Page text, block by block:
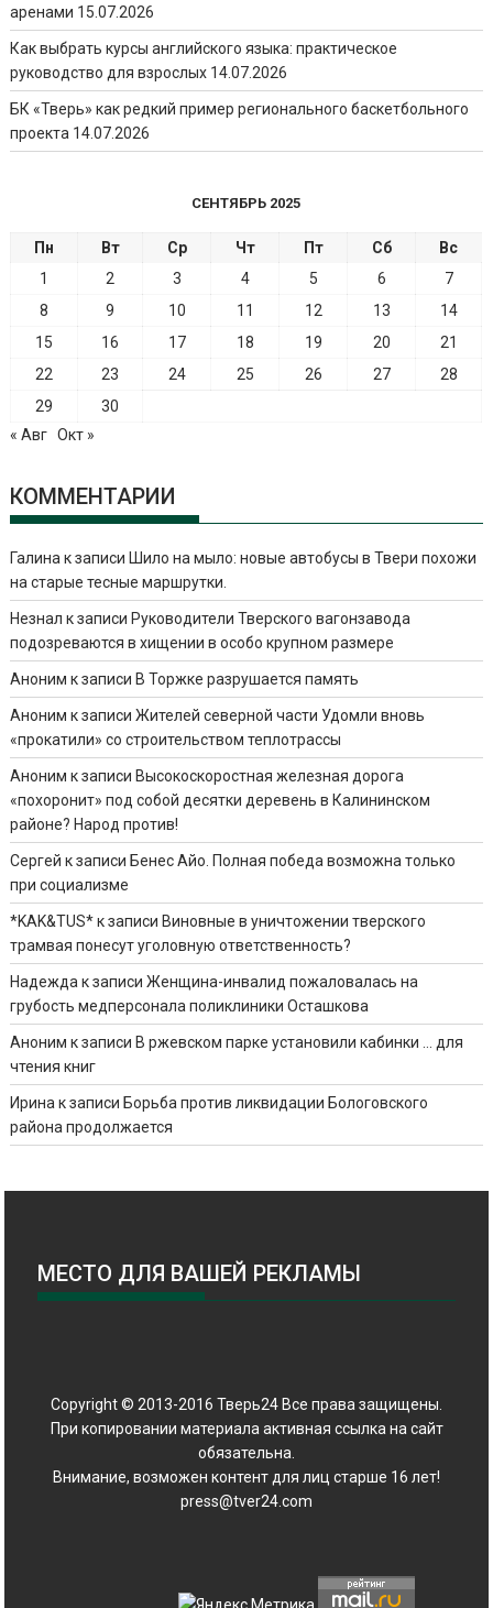
аренами 15.07.2026
Как выбрать курсы английского языка: практическое
руководство для взрослых 14.07.2026
БК «Тверь» как редкий пример регионального баскетбольного
проекта 14.07.2026
СЕНТЯБРЬ 2025
Пн Вт Ср Чт Пт Сб
Вс
1
2 3 4 5 6
7
8
9 10 11 12 13
14
15
16 17 18 19 20
21
22
23 24 25 26 27
28
29
30
« Авг Окт »
КОММЕНТАРИИ
Галина к записи Шило на мыло: новые автобусы в Твери похожи
на старые тесные маршрутки.
Незнал к записи Руководители Тверского вагонзавода
подозреваются в хищении в особо крупном размере
Аноним к записи В Торжке разрушается память
Аноним к записиЖителей северной части Удомли вновь
«прокатили» со строительством теплотрассы
Аноним к записи Высокоскоростная железная дорога
«похоронит» под собой десятки деревень в Калининском
районе? Народ против!
Сергей к записи Бенес Айо. Полная победа возможна только
при социализме
*KAK&TUS*к записи Виновные в уничтожении тверского
трамвая понесут уголовную ответственность?
Надежда к записиЖенщина-инвалид пожаловалась на
грубость медперсонала поликлиники Осташкова
Аноним к записи В ржевском парке установили кабинки … для
чтения книг
Ирина к записи Борьба против ликвидации Бологовского
района продолжается
МЕСТО ДЛЯ ВАШЕЙ РЕКЛАМЫ
Copyright © 2013-2016 Тверь24 Все права защищены.
При копировании материала активная ссылка на сайт
обязательна.
Внимание, возможен контент для лиц старше 16 лет!
press@tver24.com